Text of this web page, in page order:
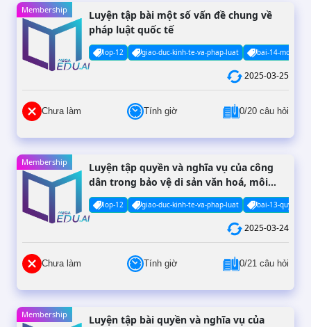
Membership
Luyện tập bài một số vấn đề chung về
pháp luật quốc tế
lop-12 giao-duc-kinh-te-va-phap-luat bai-14-mot-so-
2025-03-25
Chưa làm Tính giờ 0/20 câu hỏi
Membership
Luyện tập quyền và nghĩa vụ của công
dân trong bảo vệ di sản văn hoá, môi
trường và tài nguyên thiên nhiên
lop-12 giao-duc-kinh-te-va-phap-luat bai-13-quyen-
2025-03-24
Chưa làm Tính giờ 0/21 câu hỏi
Membership
Luyện tập bài quyền và nghĩa vụ của